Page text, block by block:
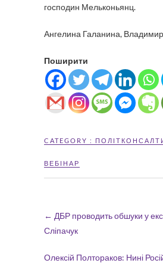
господин Мельконьянц.
Ангелина Галанина,
Поширити
CATEGORY :
ВЕБІНАР
← ДБР проводить обшуки у
Сліпачук
Олексій Полтораков: Нині